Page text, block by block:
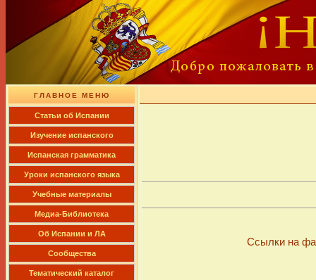
ГЛАВНОЕ МЕНЮ
Cтатьи об Испании
Изучение испанского
Испанская грамматика
Уроки испанского языка
Учебные материалы
Медиа-Библиотека
Об Испании и ЛА
Сообщества
Тематический каталог
Ссылки на